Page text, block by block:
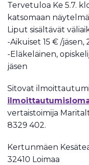
Tervetuloa Ke 5.7.
katsomaan
Liput sisältävät
-Aikuiset 15 € /jäsen,
-Eläkeläinen,
jäsen
Sitovat
vertaistoimija
8329 402.
Kertunmäen
32410 Loimaa